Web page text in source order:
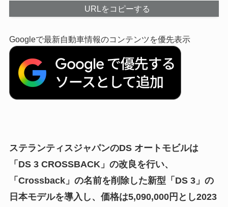
URLをコピーする
Googleで最新自動車情報のコンテンツを優先表示
ステランティスジャパンのDS オートモビルは
「DS 3 CROSSBACK」の改良を行い、
「Crossback」の名前を削除した新型「DS 3」の
日本モデルを導入し、価格は5,090,000円とし2023